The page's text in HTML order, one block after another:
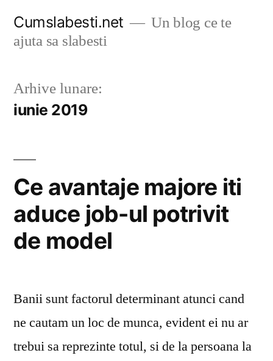
Cumslabesti.net
Un blog ce te
ajuta sa slabesti
Arhive lunare:
iunie 2019
Ce avantaje majore iti
aduce job-ul potrivit
de model
Banii sunt factorul determinant atunci cand
ne cautam un loc de munca, evident ei nu ar
trebui sa reprezinte totul, si de la persoana la